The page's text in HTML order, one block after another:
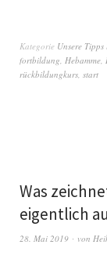
Kategorie Unsere Tipps
fortbildung Hebamme
rückbildungkurs start
Was
eigentlich
28. Mai 2019 von